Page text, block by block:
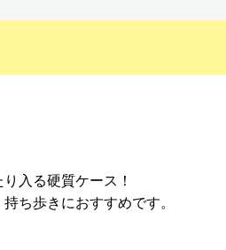
入る硬質ケース！
ち歩きにおすすめです。